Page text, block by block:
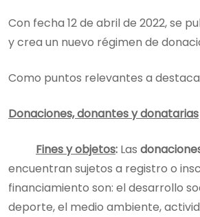
Con fecha 12 de abril de 2022, se
y crea un nuevo régimen de
Como puntos relevantes a
Donaciones, donantes y donatarias
Fines y objetos: Las
encuentran sujetos a registro o
financiamiento son: el desarrollo
deporte, el medio ambiente,